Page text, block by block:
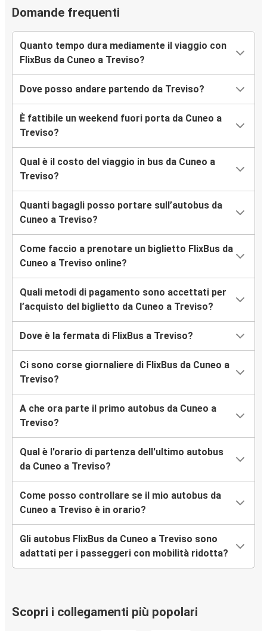
Domande frequenti
Quanto tempo dura mediamente il viaggio con
FlixBus da Cuneo a Treviso?
Dove posso andare partendo da Treviso?
È fattibile un weekend fuori porta da Cuneo a
Treviso?
Qual è il costo del viaggio in bus da Cuneo a
Treviso?
Quanti bagagli posso portare sull’autobus da
Cuneo a Treviso?
Come faccio a prenotare un biglietto FlixBus da
Cuneo a Treviso online?
Quali metodi di pagamento sono accettati per
l’acquisto del biglietto da Cuneo a Treviso?
Dove è la fermata di FlixBus a Treviso?
Ci sono corse giornaliere di FlixBus da Cuneo a
Treviso?
A che ora parte il primo autobus da Cuneo a
Treviso?
Qual è l'orario di partenza dell'ultimo autobus
da Cuneo a Treviso?
Come posso controllare se il mio autobus da
Cuneo a Treviso è in orario?
Gli autobus FlixBus da Cuneo a Treviso sono
adattati per i passeggeri con mobilità ridotta?
Scopri i collegamenti più popolari